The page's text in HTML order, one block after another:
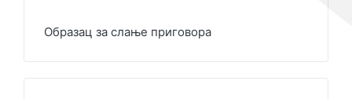
Образац за слање приговора